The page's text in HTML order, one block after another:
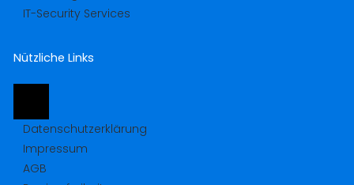
Nützliche Links
Datenschutzerklärung
Impressum
AGB
IT-Security Services